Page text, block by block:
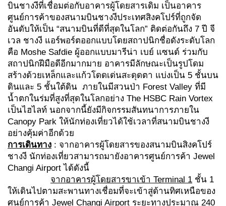
บินชางงีที่เชื่อมต่อกับอาคารผู้โดยสารเดิม เป็นอาคาร
ศูนย์การค้าของสนามบินชางงีประเทศสิงคโปร์ที่ถูกจัด
อันดับให้เป็น “สนามบินที่ดีที่สุดในโลก” ติดต่อกันถึง 7 ปี จี
เวล ชางงี แอร์พอร์ตออกแบบโดยสถาปนิกชื่อดังระดับโลก
คือ Moshe Safdie ผู้ออกแบบมารีน่า เบย์ แซนด์ ร่วมกับ
สถาปนิกฝีมือดีอีกมากมาย อาคารมีลักษณะเป็นรูปโดม
สร้างด้วยเหล็กและแก้วโดดเด่นสะดุดตา แบ่งเป็น 5 ชั้นบน
ดินและ 5 ชั้นใต้ดิน ภายในมีสวนป่า Forest Valley ที่มี
น้ำตกในร่มที่สูงที่สุดในโลกอย่าง The HSBC Rain Vortex
เป็นไฮไลท์ นอกจากนี้ยังมีกิจกรรมสันทนาการภายใน
Canopy Park ให้นักท่องเที่ยวได้ใช้เวลาที่สนามบินชางงี
อย่างคุ้มค่าอีกด้วย
การเดินทาง : จากอาคารผู้โดยสารของสนามบินสิงคโปร์
ชางงี นักท่องเที่ยวสามารถมายังอาคารศูนย์การค้า Jewel
Changi Airport ได้ดังนี้
จากอาคารผู้โดยสารขาเข้า Terminal 1 ชั้น 1
ให้เดินไปตามสะพานทางเชื่อมที่จะเข้าสู่ด้านทิศเหนือของ
ศูนย์การค้า Jewel Changi Airport ระยะทางประมาณ 240